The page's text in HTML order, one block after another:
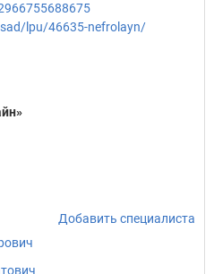
lpu/46635-nefrolayn/
Добавить специалиста